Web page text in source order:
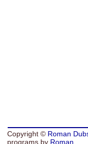
Copyright © Roman
programs by Roman